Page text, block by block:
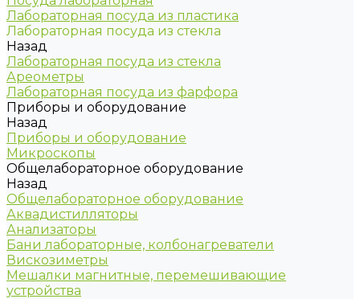
Лабораторная посуда из пластика
Лабораторная посуда из стекла
Назад
Лабораторная посуда из стекла
Ареометры
Лабораторная посуда из фарфора
Приборы и оборудование
Назад
Приборы и оборудование
Микроскопы
Общелабораторное оборудование
Назад
Общелабораторное оборудование
Аквадистилляторы
Анализаторы
Бани лабораторные, колбонагреватели
Вискозиметры
Мешалки магнитные, перемешивающие
устройства